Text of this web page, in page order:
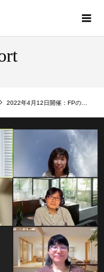
2022年4月12日開催：FPのための心理学「マインドフルネス今ここに生きる」